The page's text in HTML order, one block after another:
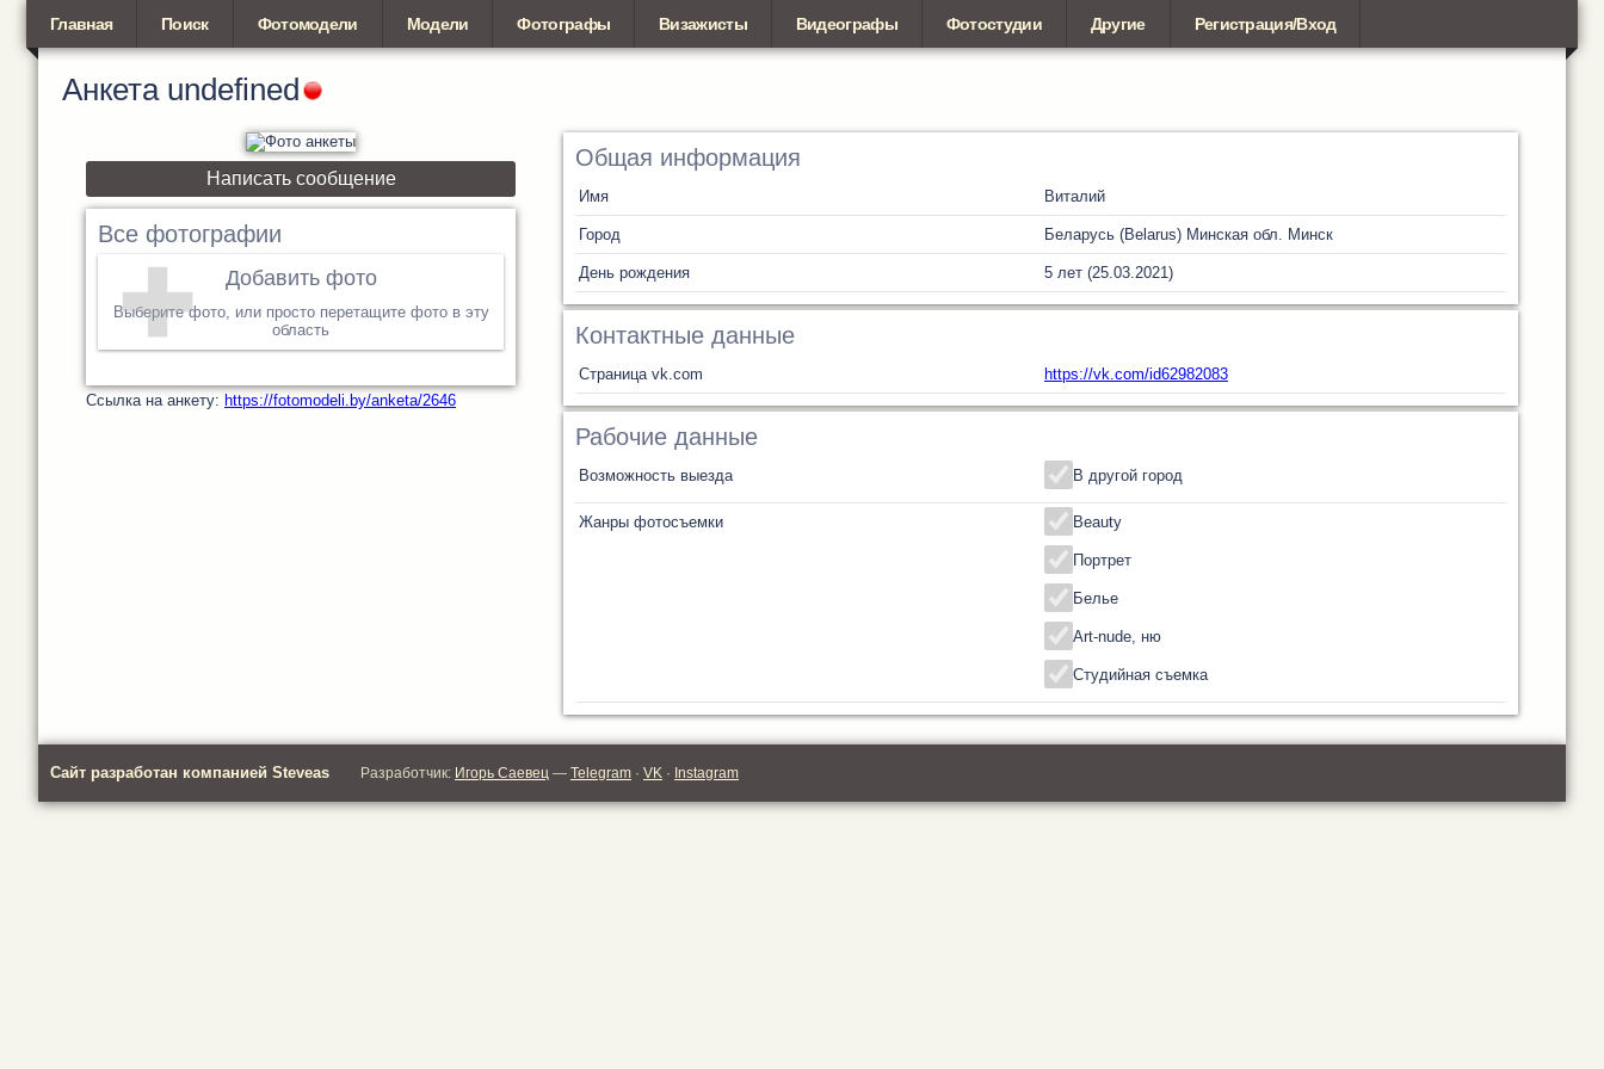
Главная Поиск Фотомодели Модели Фотографы Визажисты Видеографы Фотостудии Другие Регистрация/Вход
Анкета undefined
Написать сообщение
Все фотографии
Добавить фото
Выберите фото, или просто перетащите фото в эту
область
Cсылка на анкету: https://fotomodeli.by/anketa/2646
Общая информация
Имя Виталий
Город Беларусь (Belarus) Минская обл. Минск
День рождения 5 лет (25.03.2021)
Контактные данные
Страница vk.com https://vk.com/id62982083
Рабочие данные
Возможность выезда В другой город
Жанры фотосъемки Beauty
Портрет
Белье
Art-nude, ню
Студийная съемка
Сайт разработан компанией Steveas Разработчик: Игорь Саевец — Telegram · VK · Instagram